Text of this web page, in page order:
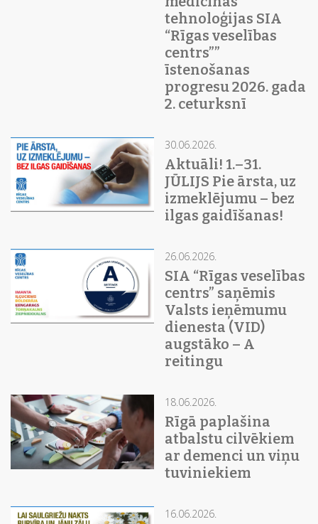
tehnoloģijas SIA
“Rīgas veselības
centrs””
īstenošanas
progresu 2026. gada
2. ceturksnī
30.06.2026.
Aktuāli! 1.–31.
JŪLIJS Pie ārsta, uz
izmeklējumu – bez
ilgas gaidīšanas!
26.06.2026.
SIA “Rīgas veselības
centrs” saņēmis
Valsts ieņēmumu
dienesta (VID)
augstāko – A
reitingu
18.06.2026.
Rīgā paplašina
atbalstu cilvēkiem
ar demenci un viņu
tuviniekiem
16.06.2026.